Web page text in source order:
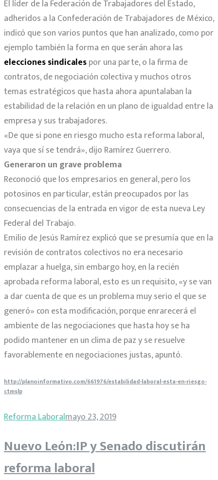
El líder de la Federación de Trabajadores del Estado,
adheridos a la Confederación de Trabajadores de México,
indicó que son varios puntos que han analizado, como por
ejemplo también la forma en que serán ahora las
elecciones sindicalespor una parte, o la firma de
contratos, de negociación colectiva y muchos otros
temas estratégicos que hasta ahora apuntalaban la
estabilidad de la relación en un plano de igualdad entre la
empresa y sus trabajadores.
«De que si pone en riesgo mucho esta reforma laboral,
vaya que sí se tendrá», dijo Ramírez Guerrero.
Generaron un grave problema
Reconoció que los empresarios en general, pero los
potosinos en particular, están preocupados por las
consecuencias de la entrada en vigor de esta nueva Ley
Federal del Trabajo.
Emilio de Jesús Ramírez explicó que se presumía que en la
revisión de contratos colectivos no era necesario
emplazar a huelga, sin embargo hoy, en la recién
aprobada reforma laboral, esto es un requisito, «y se van
a dar cuenta de que es un problema muy serio el que se
generó» con esta modificación, porque enrarecerá el
ambiente de las negociaciones que hasta hoy se ha
podido mantener en un clima de paz y se resuelve
favorablemente en negociaciones justas, apuntó.
http://planoinformativo.com/661976/estabilidad-laboral-esta-en-riesgo-
ctmslp
Reforma Laboralmayo 23, 2019
Nuevo León:IP y Senado discutirán
reforma laboral